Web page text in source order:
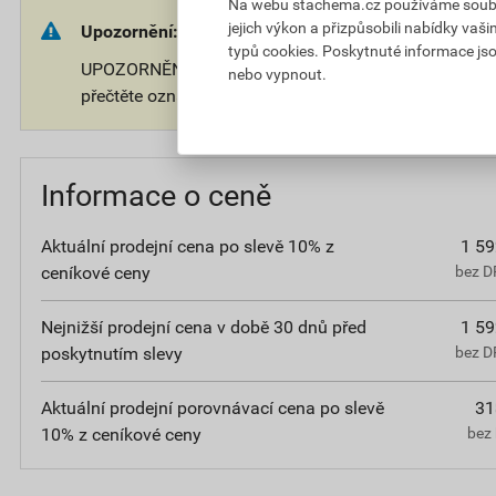
Upozornění:
UPOZORNĚNÍ: Používejte biocidy bezpečným
přečtěte označení a informace o přípravku.
Informace o ceně
Aktuální prodejní cena po slevě 10% z
ceníkové ceny
1
bez
Nejnižší prodejní cena v době 30 dnů před
poskytnutím slevy
1
bez
Aktuální prodejní porovnávací cena po slevě
10% z ceníkové ceny
bez
Na webu stachema.cz používáme
jejich výkon a přizpůsobili nabídky
typů cookies. Poskytnuté informace
nebo vypnout.